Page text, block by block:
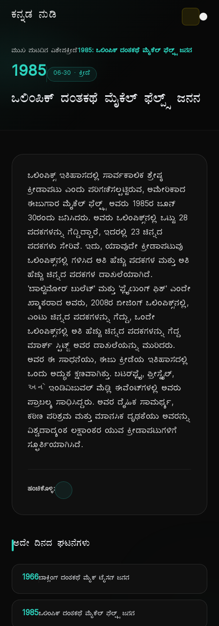
ಕನ್ನಡ ನುಡಿ
ಮುಖ ಪುಟದಿನ ವಿಶೇಷಕ್ರೀಡೆ1985: ಒಲಿಂಪಿಕ್ ದಂತಕಥೆ ಮೈಕೆಲ್ ಫೆಲ್ಪ್ಸ್ ಜನನ
1985 06-30 · ಕ್ರೀಡೆ
ಒಲಿಂಪಿಕ್ ದಂತಕಥೆ ಮೈಕೆಲ್ ಫೆಲ್ಪ್ಸ್ ಜನನ
ಒಲಿಂಪಿಕ್ಸ್ ಇತಿಹಾಸದಲ್ಲಿ ಸಾರ್ವಕಾಲಿಕ ಶ್ರೇಷ್ಠ
ಕ್ರೀಡಾಪಟು ಎಂದು ಪರಿಗಣಿಸಲ್ಪಟ್ಟಿರುವ, ಅಮೇರಿಕಾದ
ಈಜುಗಾರ ಮೈಕೆಲ್ ಫೆಲ್ಪ್ಸ್ ಅವರು 1985ರ ಜೂನ್
30ರಂದು ಜನಿಸಿದರು. ಅವರು ಒಲಿಂಪಿಕ್ಸ್‌ನಲ್ಲಿ ಒಟ್ಟು 28
ಪದಕಗಳನ್ನು ಗೆದ್ದಿದ್ದಾರೆ, ಇದರಲ್ಲಿ 23 ಚಿನ್ನದ
ಪದಕಗಳು ಸೇರಿವೆ. ಇದು, ಯಾವುದೇ ಕ್ರೀಡಾಪಟುವು
ಒಲಿಂಪಿಕ್ಸ್‌ನಲ್ಲಿ ಗಳಿಸಿದ ಅತಿ ಹೆಚ್ಚು ಪದಕಗಳ ಮತ್ತು ಅತಿ
ಹೆಚ್ಚು ಚಿನ್ನದ ಪದಕಗಳ ದಾಖಲೆಯಾಗಿದೆ.
'ಬಾಲ್ಟಿಮೋರ್ ಬುಲೆಟ್' ಮತ್ತು 'ಫ್ಲೈಯಿಂಗ್ ಫಿಶ್' ಎಂದೇ
ಖ್ಯಾತರಾದ ಅವರು, 2008ರ ಬೀಜಿಂಗ್ ಒಲಿಂಪಿಕ್ಸ್‌ನಲ್ಲಿ,
ಎಂಟು ಚಿನ್ನದ ಪದಕಗಳನ್ನು ಗೆದ್ದು, ಒಂದೇ
ಒಲಿಂಪಿಕ್ಸ್‌ನಲ್ಲಿ ಅತಿ ಹೆಚ್ಚು ಚಿನ್ನದ ಪದಕಗಳನ್ನು ಗೆದ್ದ
ಮಾರ್ಕ್ ಸ್ಪಿಟ್ಜ್ ಅವರ ದಾಖಲೆಯನ್ನು ಮುರಿದರು.
ಅವರ ಈ ಸಾಧನೆಯು, ಈಜು ಕ್ರೀಡೆಯ ಇತಿಹಾಸದಲ್ಲಿ
ಒಂದು ಅದ್ಭುತ ಕ್ಷಣವಾಗಿತ್ತು. ಬಟರ್‌ಫ್ಲೈ, ಫ್ರೀಸ್ಟೈಲ್,
અને ಇಂಡಿವಿಜುವಲ್ ಮೆಡ್ಲಿ ಈವೆಂಟ್‌ಗಳಲ್ಲಿ ಅವರು
ಪ್ರಾಬಲ್ಯ ಸಾಧಿಸಿದ್ದರು. ಅವರ ದೈಹಿಕ ಸಾಮರ್ಥ್ಯ,
ಕಠಿಣ ಪರಿಶ್ರಮ ಮತ್ತು ಮಾನಸಿಕ ದೃಢತೆಯು ಅವರನ್ನು
ವಿಶ್ವದಾದ್ಯಂತ ಲಕ್ಷಾಂತರ ಯುವ ಕ್ರೀಡಾಪಟುಗಳಿಗೆ
ಸ್ಫೂರ್ತಿಯಾಗಿಸಿದೆ.
ಹಂಚಿಕೊಳ್ಳಿ:
ಅದೇ ದಿನದ ಘಟನೆಗಳು
1966ಬಾಕ್ಸಿಂಗ್ ದಂತಕಥೆ ಮೈಕ್ ಟೈಸನ್ ಜನನ
1985ಒಲಿಂಪಿಕ್ ದಂತಕಥೆ ಮೈಕೆಲ್ ಫೆಲ್ಪ್ಸ್ ಜನನ